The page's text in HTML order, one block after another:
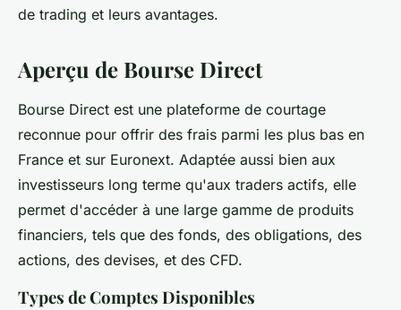
de trading et leurs avantages.
Aperçu de Bourse Direct
Bourse Direct est une plateforme de courtage
reconnue pour offrir des frais parmi les plus bas en
France et sur Euronext. Adaptée aussi bien aux
investisseurs long terme qu'aux traders actifs, elle
permet d'accéder à une large gamme de produits
financiers, tels que des fonds, des obligations, des
actions, des devises, et des CFD.
Types de Comptes Disponibles